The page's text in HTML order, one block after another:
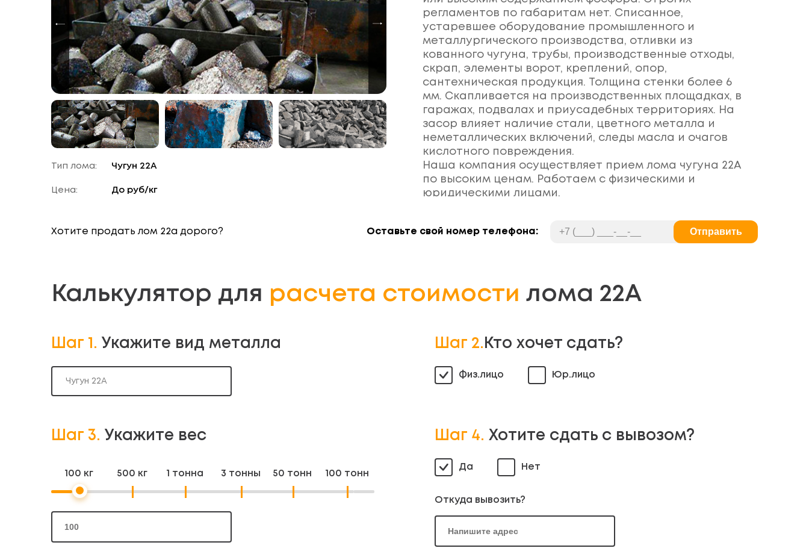
Тип лома: Чугун 22А
Цена: До руб/кг
регламентов по габаритам нет. Списанное,
устаревшее оборудование промышленного и
металлургического производства, отливки из
кованного чугуна, трубы, производственные отходы,
скрап, элементы ворот, креплений, опор,
сантехническая продукция. Толщина стенки более 6
мм. Скапливается на производственных площадках, в
гаражах, подвалах и приусадебных территориях. На
засор влияет наличие стали, цветного металла и
неметаллических включений, следы масла и очагов
кислотного повреждения.
Наша компания осуществляет прием лома чугуна 22А
по высоким ценам. Работаем с физическими и
юридическими лицами.
Хотите продатьлом 22а дорого? Оставьте свой номер телефона: Отправить
Калькулятор для расчета стоимости лома 22А
Шаг 1. Укажите вид металла
Чугун 22А
Шаг 2. Кто хочет сдать?
Физ.лицо Юр.лицо
Шаг 3. Укажите вес
100 кг 500 кг 1 тонна 3 тонны 50 тонн 100 тонн
Шаг 4. Хотите сдать с вывозом?
Да Нет
Откуда вывозить?